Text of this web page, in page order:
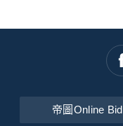
帝圖Online Bid